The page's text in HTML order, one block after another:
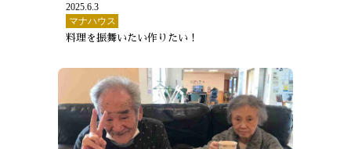
2025.6.3
マナハウス
料理を振舞いたい作りたい！